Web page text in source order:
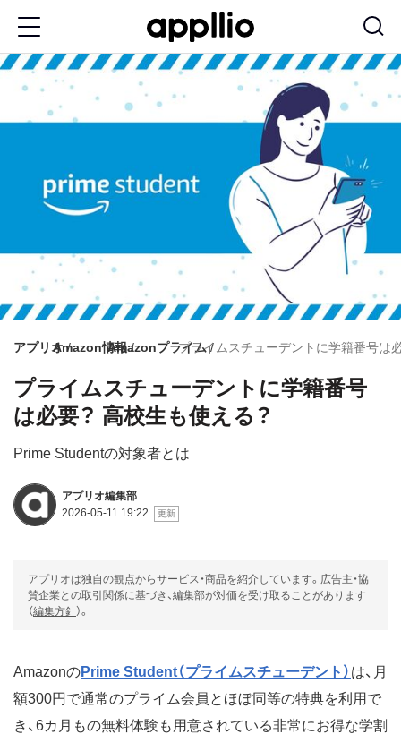
ン
ン
動
アプリオAmazon情報Amazonプライムプライムスチューデントに学籍番号は
プライムスチューデントに学籍番号
は必要？ 高校生も使える？
Prime Studentの対象者とは
アプリオ編集部
2026-05-11 19:22
アプリオは独自の観点からサービス・商品を紹介しています。広告主・協
賛企業との取引関係に基づき、編集部が対価を受け取ることがあります
（編集方針）。
AmazonのPrime Student（プライムスチューデント） は、月
額300円で通常のプライム会員とほぼ同等の特典を利用で
き、6カ月もの無料体験も用意されている非常にお得な学割